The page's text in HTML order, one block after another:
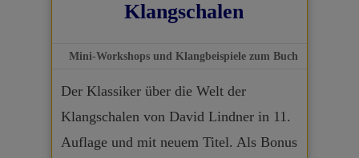
Klangschalen
Mini-Workshops und Klangbeispiele zum Buch
Der Klassiker über die Welt der
Klangschalen von David Lindner in 11.
Auflage und mit neuem Titel. Als Bonus